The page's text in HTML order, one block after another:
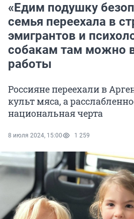
«Едим подушку
семья переехала в
эмигрантов и
собакам там можно
работы
Россияне переехали в
культ мяса, а
национальная черта
8 июля 2024, 15:00 1 259